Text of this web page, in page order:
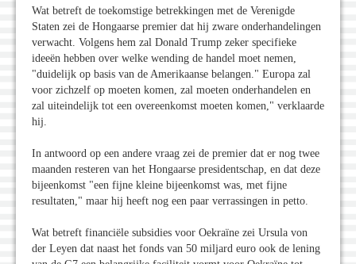
Wat betreft de toekomstige betrekkingen met de Verenigde
Staten zei de Hongaarse premier dat hij zware onderhandelingen
verwacht. Volgens hem zal Donald Trump zeker specifieke
ideeën hebben over welke wending de handel moet nemen,
"duidelijk op basis van de Amerikaanse belangen." Europa zal
voor zichzelf op moeten komen, zal moeten onderhandelen en
zal uiteindelijk tot een overeenkomst moeten komen," verklaarde
hij.
In antwoord op een andere vraag zei de premier dat er nog twee
maanden resteren van het Hongaarse presidentschap, en dat deze
bijeenkomst "een fijne kleine bijeenkomst was, met fijne
resultaten," maar hij heeft nog een paar verrassingen in petto.
Wat betreft financiële subsidies voor Oekraïne zei Ursula von
der Leyen dat naast het fonds van 50 miljard euro ook de lening